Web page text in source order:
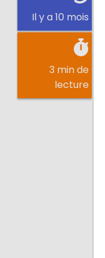
Il y a 10 mois
3 min de
lecture